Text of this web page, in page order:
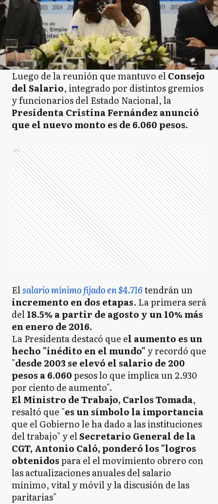
Luego de la reunión que mantuvo elConsejo
del Salario, integrado por distintos gremios
y funcionarios del Estado Nacional, la
Presidenta Cristina Fernández anunció
que el nuevo monto es de 6.060 pesos.
Ads
Elsalario mínimo fijado en $4.716tendrán un
incremento en dos etapas. La primera será
del18.5% a partir de agosto y un 10% más
en enero de 2016.
La Presidenta destacó que el aumento es un
hecho "inédito en el mundo" y recordó que
"desde 2003 se elevó el salario de 200
pesos a 6.060pesos lo que implica un 2.930
por ciento de aumento".
El Ministro de Trabajo, Carlos Tomada,
resaltó que "es un símbolo la importancia
que el Gobierno le ha dado a las instituciones
del trabajo" y elSecretario General de la
CGT, Antonio Caló, ponderó los "logros
obtenidospara el el movimiento obrero con
las actualizaciones anuales del salario
mínimo, vital y móvil y la discusión de las
paritarias"